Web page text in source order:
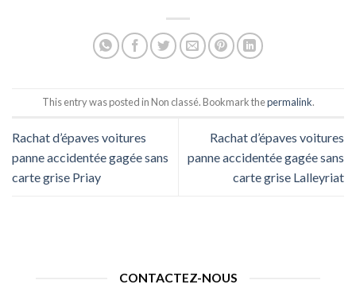
This entry was posted in Non classé. Bookmark thepermalink.
Rachat d’épaves voitures
panne accidentée gagée sans
carte grise Priay
Rachat d’épaves voitures
panne accidentée gagée sans
carte grise Lalleyriat
CONTACTEZ-NOUS